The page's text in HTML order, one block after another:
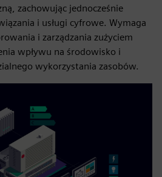
zachowując jednocześnie
i usługi cyfrowe. Wymaga
i zarządzania zużyciem
wpływu na środowisko i
wykorzystania zasobów.